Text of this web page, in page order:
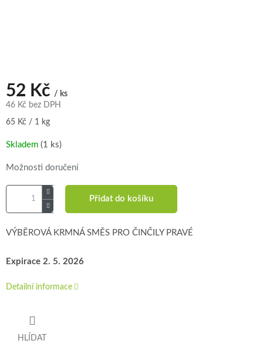
52 Kč / ks
46 Kč bez DPH
Měrná
65 Kč / 1 kg
Skladem (1 ks)
Možnosti doručení
Přidat do košíku
VÝBĚROVÁ KRMNÁ SMĚS PRO ČINČILY PRAVÉ
Expirace 2. 5. 2026
Detailní informace
HLÍDAT